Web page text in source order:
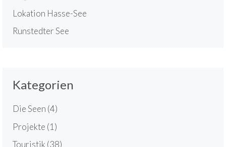
Lokation Hasse-See
Runstedter See
Kategorien
Die Seen (4)
Projekte (1)
Touristik (38)